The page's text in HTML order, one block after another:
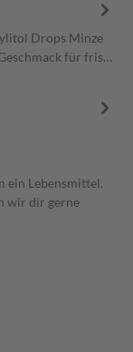
Drops Minze
für fris…
ein Lebensmittel.
wir dir gerne